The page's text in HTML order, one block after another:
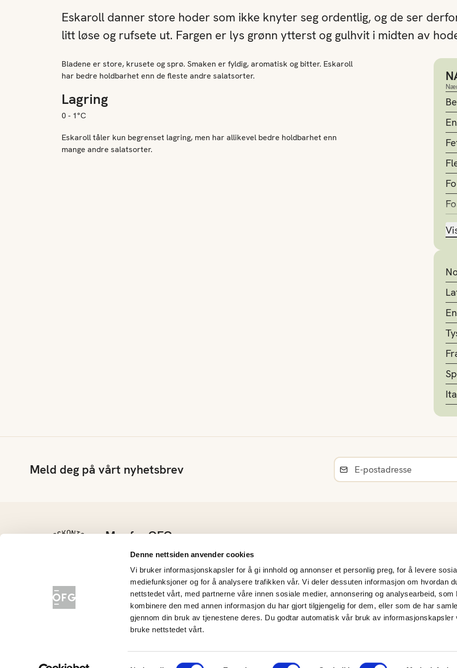
Denne nettsiden anvender cookies
Vi bruker informasjonskapsler for å gi innhold og annonser et personlig preg, for å levere
mediefunksjoner og for å analysere trafikken vår. Vi deler dessuten informasjon om hvordan
nettstedet vårt, med partnerne våre innen sosiale medier, annonsering og analysearbeid, som
kombinere den med annen informasjon du har gjort tilgjengelig for dem, eller som de har
gjennom din bruk av tjenestene deres. Du godtar automatisk vår bruk av informasjonskapsler
bruke nettstedet vårt.
Samtykkevalg
Eskaroll danner store hoder som ikke knyter seg ordentlig, og de ser
litt løse og rufsete ut. Fargen er lys grønn ytterst og gulhvit i midten av
Bladene er store, krusete og sprø. Smaken er fyldig, aromatisk og bitter. Eskaroll
har bedre holdbarhet enn de fleste andre salatsorter.
Lagring
0 - 1°C
Eskaroll tåler kun begrenset lagring, men har allikevel bedre holdbarhet enn
mange andre salatsorter.
Meld deg på vårt nyhetsbrev
Mer fra OFG
Grøntløftet
Konkurranser
Nyhetsarkiv
Materiell og bildearkiv
Frukt- og Grøntinnsikt
Personvernerklæring
Årsrapporter
Opplysningskontoret for frukt og grønt